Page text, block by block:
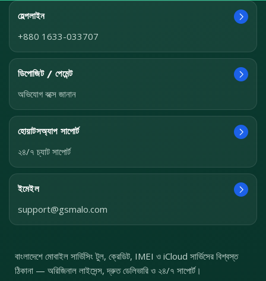
হেল্পলাইন
+880 1633-033707
ডিপোজিট / পেমেন্ট
অভিযোগ বক্সে জানান
হোয়াটসঅ্যাপ সাপোর্ট
২৪/৭ চ্যাট সাপোর্ট
ইমেইল
support@gsmalo.com
বাংলাদেশে মোবাইল সার্ভিসিং টুল, ক্রেডিট, IMEI ও iCloud সার্ভিসের বিশ্বস্ত
ঠিকানা — অরিজিনাল লাইসেন্স, দ্রুত ডেলিভারি ও ২৪/৭ সাপোর্ট।